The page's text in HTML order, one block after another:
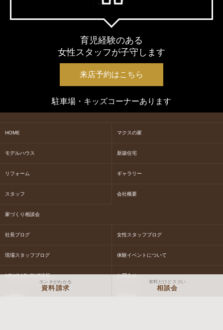
育児経験のある
女性スタッフが子守します
来店予約はこちら
駐車場・キッズコーナーあります
HOME マクスの家
モデルハウス 新築住宅
リフォーム ギャラリー
スタッフ 会社概要
家づくり相談会
社長ブログ 女性スタッフブログ
現場スタッフブログ 体験イベントについて
NEWS&EVENT情報 お問合せ
ホンネがわかる
資料請求
有料だけどスゴい
相談会